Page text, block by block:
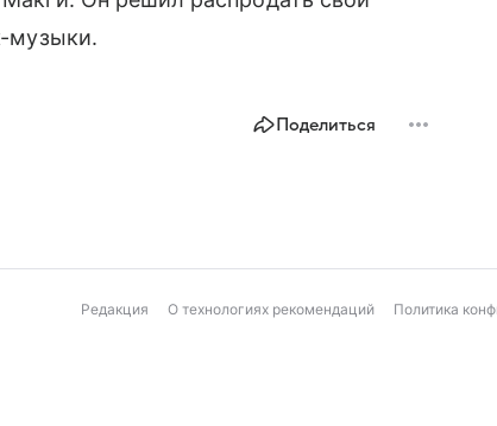
музыки.
Поделиться
Редакция О технологиях рекомендаций Политика